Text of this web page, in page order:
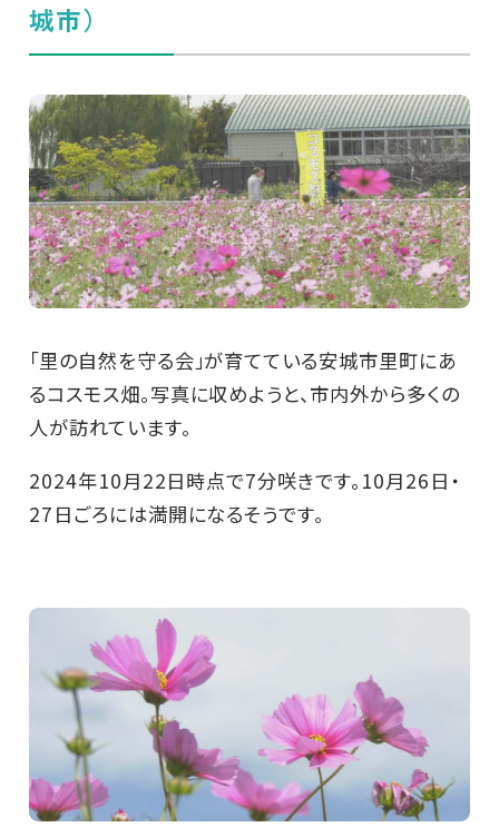
城市）
「里の自然を守る会」が育てている安城市里町にあ
るコスモス畑。写真に収めようと、市内外から多くの
人が訪れています。
2024年10月22日時点で7分咲きです。10月26日・
27日ごろには満開になるそうです。